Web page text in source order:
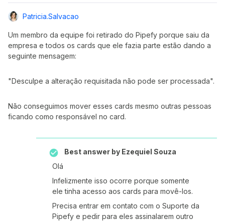
Patricia.salvacao
Um membro da equipe foi retirado do Pipefy porque saiu da
empresa e todos os cards que ele fazia parte estão dando a
seguinte mensagem:
"Desculpe a alteração requisitada não pode ser processada".
Não conseguimos mover esses cards mesmo outras pessoas
ficando como responsável no card.
Best answer by Ezequiel Souza
Olá
Infelizmente isso ocorre porque somente
ele tinha acesso aos cards para movê-los.
Precisa entrar em contato com o Suporte da
Pipefy e pedir para eles assinalarem outro